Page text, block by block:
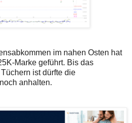
im nahen Osten hat
Marke geführt. Bis das
ist dürfte die
anhalten.